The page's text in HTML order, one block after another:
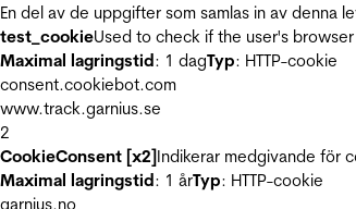
En del av de uppgifter som samlas in av denna
test_cookieUsed to check if the user's
Maximal lagringstid: 1 dagTyp: HTTP-cookie
consent.cookiebot.com
www.track.garnius.se
2
CookieConsent [x2]Indikerar medgivande för
Maximal lagringstid: 1 årTyp: HTTP-cookie
garnius.no